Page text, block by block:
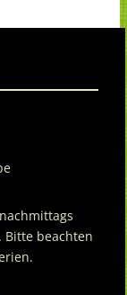
Bitte beachten